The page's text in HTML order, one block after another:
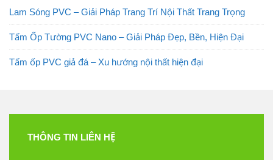
Lam Sóng PVC – Giải Pháp Trang Trí Nội Thất Trang Trọng
Tấm Ốp Tường PVC Nano – Giải Pháp Đẹp, Bền, Hiện Đại
Tấm ốp PVC giả đá – Xu hướng nội thất hiện đại
THÔNG TIN LIÊN HỆ